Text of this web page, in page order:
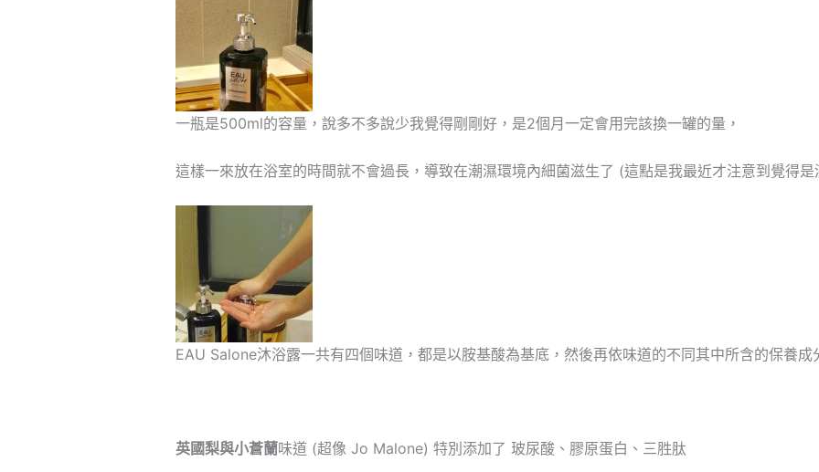
一瓶是500ml的容量，說多不多說少我覺得剛剛好，是2個月一定會用完該換一罐的量，
這樣一來放在浴室的時間就不會過長，導致在潮濕環境內細菌滋生了 (這點是我最近才注意到覺得是
EAU Salone沐浴露一共有四個味道，都是以胺基酸為基底，然後再依味道的不同其中所含的保養成
英國梨與小蒼蘭味道 (超像 Jo Malone) 特別添加了 玻尿酸、膠原蛋白、三胜肽